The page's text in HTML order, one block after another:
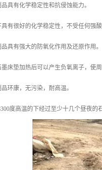
具有化学稳定性和抗侵蚀能力。
有很好的化学稳定性，不受任何强
具有强大的防氧化作用及还原作用。
床垫加热后可以产生负氧离子，使
环康，无污染，耐高温。
度高温的下经过至少十几个昼夜